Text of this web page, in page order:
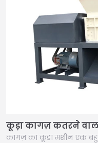
कूड़ा कागज़ कतरने
कागज़ का कूड़ा मशीन एक